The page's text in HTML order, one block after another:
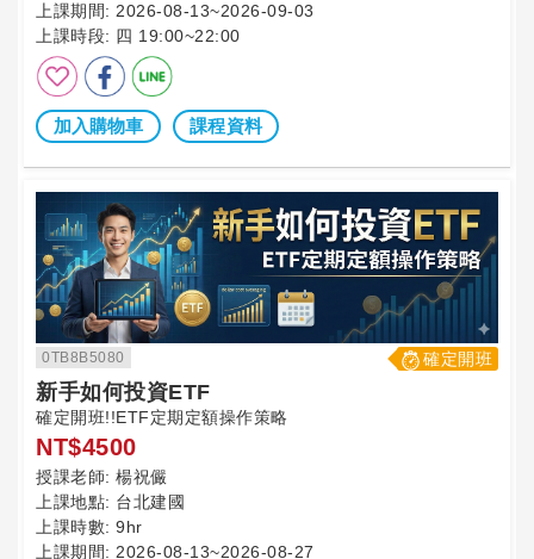
上課期間: 2026-08-13~2026-09-03
上課時段: 四 19:00~22:00
加入購物車 課程資料
0TB8B5080 確定開班
新手如何投資ETF
確定開班!!ETF定期定額操作策略
NT$4500
授課老師: 楊祝儼
上課地點: 台北建國
上課時數: 9hr
上課期間: 2026-08-13~2026-08-27